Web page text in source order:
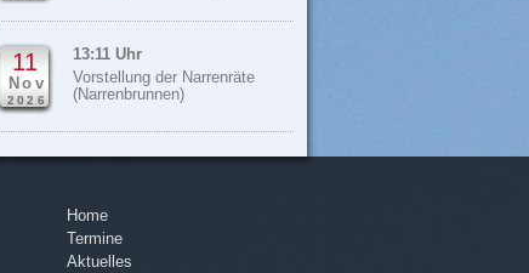
11
Nov
2026
13:11 Uhr
Vorstellung der Narrenräte
(Narrenbrunnen)
überspringen
Home
Termine
Aktuelles